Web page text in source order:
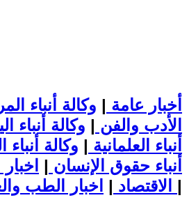
أخبار عامة | وكالة أنباء
الأدب والفن | وكالة أنباء
أنباء العلمانية | وكالة أنباء
أنباء حقوق الإنسان |
الاقتصاد | |